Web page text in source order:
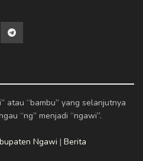
atau “bambu” yang selanjutnya
“ng” menjadi “ngawi”.
Ngawi | Berita